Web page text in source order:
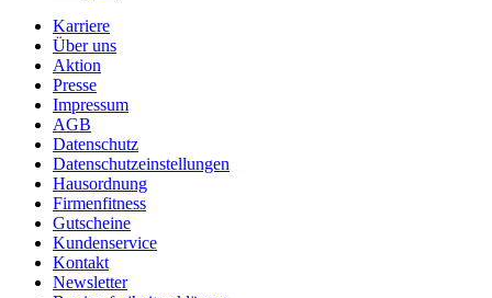
Karriere
Über uns
Aktion
Presse
Impressum
AGB
Datenschutz
Datenschutzeinstellungen
Hausordnung
Firmenfitness
Gutscheine
Kundenservice
Kontakt
Newsletter